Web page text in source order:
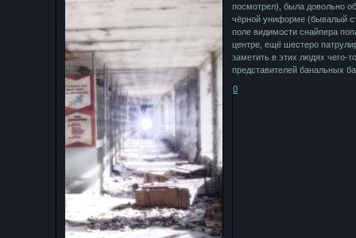
посмотрел), была довольно
чёрной униформе (бывалый
поле видимости снайпера
центре, ещё шестеро
заметить в этих людях чего-
представителей банальных
0